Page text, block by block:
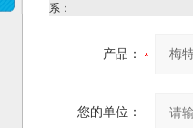
系：
产品：
您的单位：